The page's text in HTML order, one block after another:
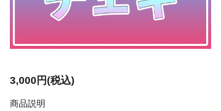
3,000円(税込)
商品説明